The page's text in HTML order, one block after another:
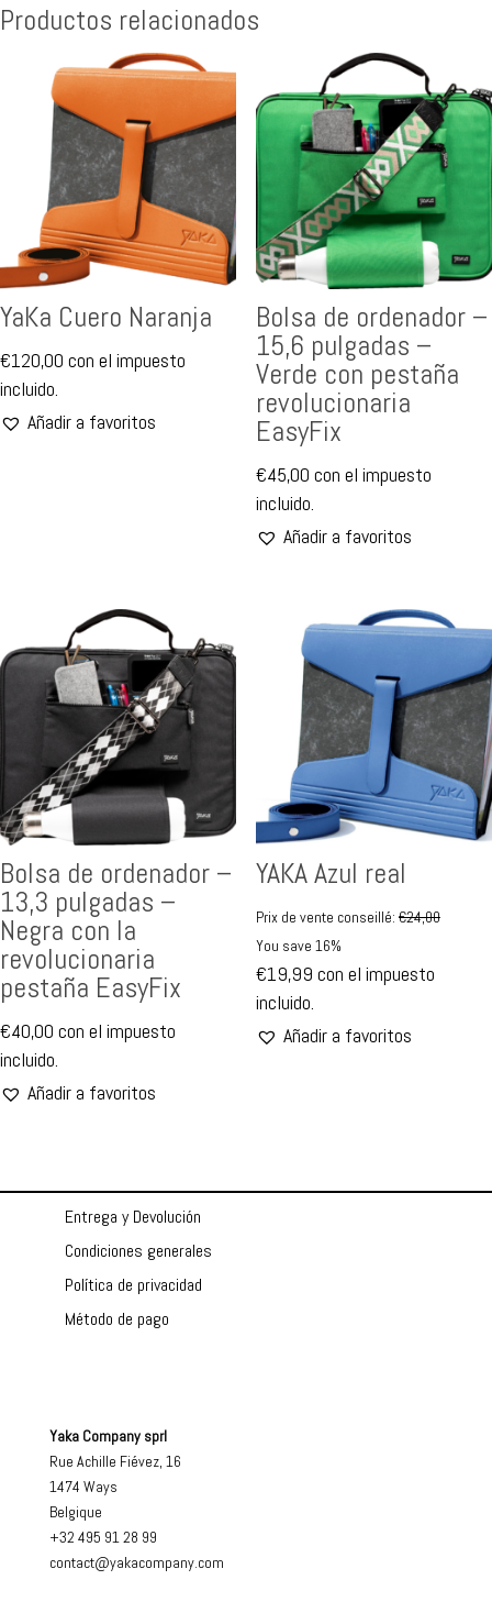
Productos relacionados
YaKa Cuero Naranja
€120,00 con el impuesto
incluido.
Añadir a favoritos
Bolsa de ordenador –
15,6 pulgadas –
Verde con pestaña
revolucionaria
EasyFix
€45,00 con el impuesto
incluido.
Añadir a favoritos
Bolsa de ordenador –
13,3 pulgadas –
Negra con la
revolucionaria
pestaña EasyFix
€40,00 con el impuesto
incluido.
Añadir a favoritos
YAKA Azul real
Prix de vente conseillé: €24,00
You save 16%
€19,99 con el impuesto
incluido.
Añadir a favoritos
Entrega y Devolución
Condiciones generales
Política de privacidad
Método de pago
Yaka Company sprl
Rue Achille Fiévez, 16
1474 Ways
Belgique
+32 495 91 28 99
contact@yakacompany.com